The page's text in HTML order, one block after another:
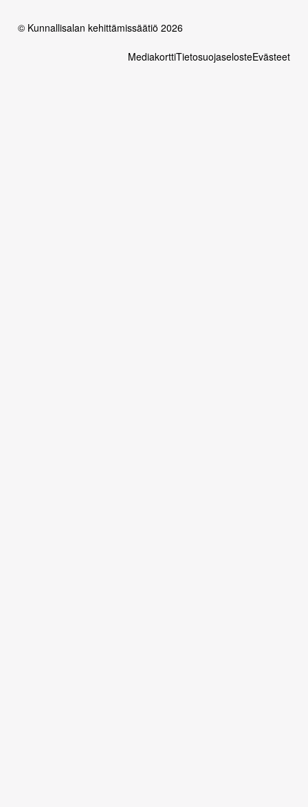
© Kunnallisalan kehittämissäätiö 2026
MediakorttiTietosuojaselosteEvästeet